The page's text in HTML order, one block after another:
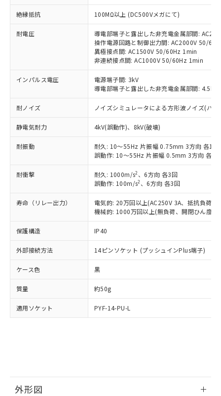
絶縁抵抗 100MΩ以上 (DC500Vメガにて)
耐電圧
導電部端子と露出した非充電金属部間:
操作電源回路と制御出力間: AC2000V 50/
異極接点間: AC1500V 50/60Hz 1min
非連続接点間: AC1000V 50/60Hz 1min
インパルス電圧
電源端子間: 3kV
導電部端子と露出した非充電金属部間: 4.5kV
耐ノイズ ノイズシミュレータによる方形波ノイズ(パ
静電気耐力 4kV(誤動作)、8kV(破壊)
耐振動
耐久: 10～55Hz 片振幅 0.75mm 3方向 各1h
誤動作: 10～55Hz 片振幅 0.5mm 3方向 各
耐衝撃 耐久: 1000m/s2 、6方向 各3回
誤動作: 100m/s2 、6方向 各3回
寿命（リレー出力）
電気的: 20万回以上(AC250V 3A、抵抗負荷
機械的: 1000万回以上(無負荷、開閉ひん度
保護構造 IP40
外部接続方法 14ピンソケット (プッシュインPlus端子)
ケース色 黒
質量 約50g
適用ソケット PYF-14-PU-L
外形図
ご利用条件
以下の条件をお読みいただき、同意のうえ
ご利用ください。
本サービスは、当社制御機器事業取扱
商品の当社在庫状況および標準価格
(税抜)を提供させていただくもので
本サービスの対象外となる商品もある
ことをご了承ください。
在庫状況および標準価格照会結果は、
記載している更新日時点での社内デー
タに基づき作成されるものであり、閲
覧された時点での実際の在庫および標
準価格とは異なる場合があることをご
了承ください。
正式な納期状況および標準価格はお客
様のお取引先、またはお客様担当のオ
ムロン制御機器販売店・当社販売員に
ご相談ください。
オムロン制御機器販売店や当社販売拠
販売ネットワーク
」をご確認
在庫状況および標準価格結果を当社の
事前の承諾なく第三者に漏洩または開
示しないようお願いします。
マイパーツ機能（部品リスト作成サー
対応予定：EU RoHS指令（10物質）の非含
有に対応した製品に切り替える予定のある
対応予定なし：EU RoHS指令（10物質）の
非含有に非対応の商品で、対応品を出す予
定はありません。
調査・確認中：EU RoHS指令（10物質）の
非含有の対応状況を調査中または確認中の
非該当品：ライセンス料など無形物で、有
害物質有無と関係のない商品です。
仕入先様の事情により、非含有部品として
いたものが、含有品と判明した場合などや
ミウム(Cd) 100ppm以下、
六価クロム(Cr(Ⅵ)) 1000ppm以下、ポリ臭化ビフェニル
(PBDE) 1000ppm以下、フタル酸ビス(2-エチルヘキシ
ル) (DEHP)(別名：DOP) 1000ppm以下、フタル酸ブチ
ルベンジル（BBP） 1000ppm以下、フタル酸ジブチル
（DBP） 1000ppm以下、フタル酸ジイソブチル
(DIBP) 1000ppm以下
但し、RoHS指令で産業用監視および制御機器に対する
適用除外項目は除く。
フタル酸エステル類の４物質については閾値を超える意
※2 対応予定月
部品在庫の切り替え状況などにより、予定
月が前後することがあります。
下記の非含有証明書をダウンロードするこ
とができます。
※1 中国RoHS○×表
「○」：最大均質材料含有率が中国RoHSの
基準値以下であることを示します。
「×」：最大均質材料含有率が中国RoHSの
基準値を超えていることを示します。
「－」：未確認です。当社販売部門へお問
い合わせください。
*中国RoHS10物質の基準値 (GB/T26572)：
Pb(鉛) :1000ppm、 Hg(水銀) : 1000ppm、 Cd(カドミウ
Cr(Ⅵ)(六価クロム) : 1000ppm、 PBBs(ポリ臭化ビフェ
ニル類) : 1000ppm、 PBDEs(ポリ臭化ジフェニルエーテ
ル類) : 1000ppm、
DBP(フタル酸ジブチル) : 1000ppm、 DIBP(フタル酸ジ
イソブチル) : 1000ppm、 BBP(フタル酸ブチルベンジ
ル) : 1000ppm、
※2 環境保護使用期限
「ｅ」：有害物質（10物質）のすべてが基
準値以下であることを示します。
「10」：通常の使用状況下において有害物
質が外部に漏えいし、環境に深刻な影響を
当社は、これら貴社製品のうち、外国
為替および外国貿易法に定める商品
（以下｢規制貨物等」という）を輸出
または国外への提供する場合は、日本
国政府の輸出許可(または役務取引許
可)を取得するなどの必要な手続きを
とります。
当社は規制貨物を破棄する場合は、完
全に破砕するなど、違法に輸出されな
当社は貴社製品を、核兵器、ミサイ
ル、化学兵器、生物兵器またはその他
武器並びにこれらの製造装置等に一切
使用いたしません。
当社は、貴社製品を第三者に販売する
場合は、上記1、2および3の内容を当
該第三者に通知します。また当社は、
販売先および販売に係わる関係者が違
法に輸出するおそれがある場合は、取
○ 一定数以上の在庫あり
一定数には満たないが在庫あり
－
在庫なし(最新の在庫状況につ
いては、お客様のお取引先、ま
たはお客様担当のオムロン制御
機器販売店・当社販売員にご確
認ください)
空
受注生産機種、また在庫状況の